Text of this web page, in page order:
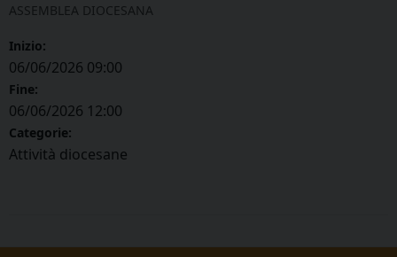
ASSEMBLEA DIOCESANA
Inizio:
06/06/2026 09:00
Fine:
06/06/2026 12:00
Categorie:
Attività diocesane